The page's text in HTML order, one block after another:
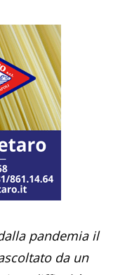
pandemia il
da un